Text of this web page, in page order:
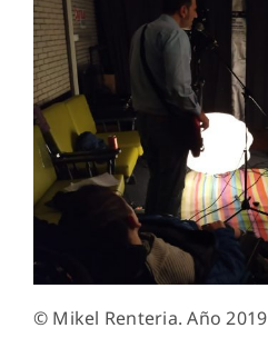
© Mikel Renteria. Año 2019